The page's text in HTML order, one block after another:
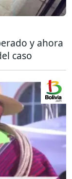
y ahora
caso